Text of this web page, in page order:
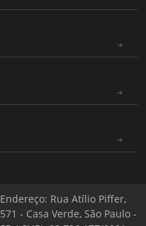
Endereço: Rua Atílio Piffer,
571 - Casa Verde, São Paulo -